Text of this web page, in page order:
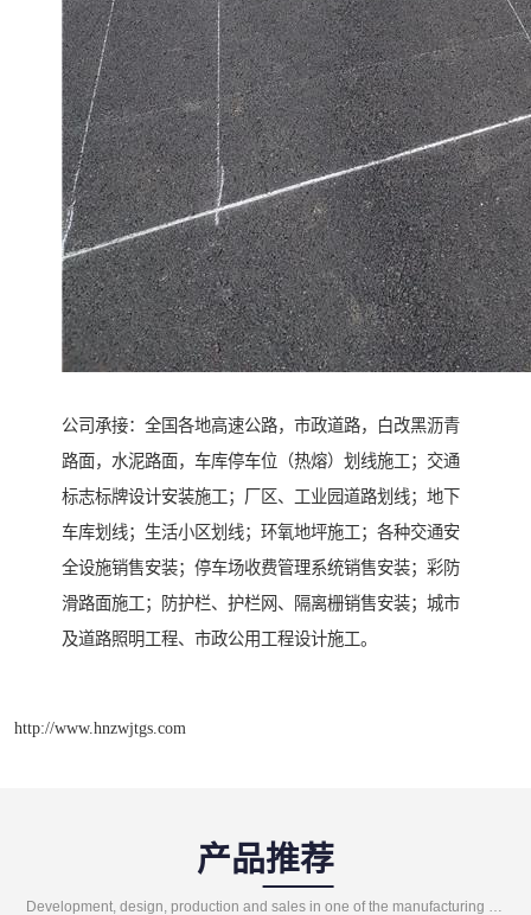
公司承接：全国各地高速公路，市政道路，白改黑沥青
路面，水泥路面，车库停车位（热熔）划线施工；交通
标志标牌设计安装施工；厂区、工业园道路划线；地下
车库划线；生活小区划线；环氧地坪施工；各种交通安
全设施销售安装；停车场收费管理系统销售安装；彩防
滑路面施工；防护栏、护栏网、隔离栅销售安装；城市
及道路照明工程、市政公用工程设计施工。
http://www.hnzwjtgs.com
产品推荐